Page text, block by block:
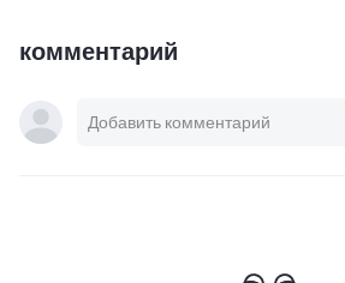
комментарий